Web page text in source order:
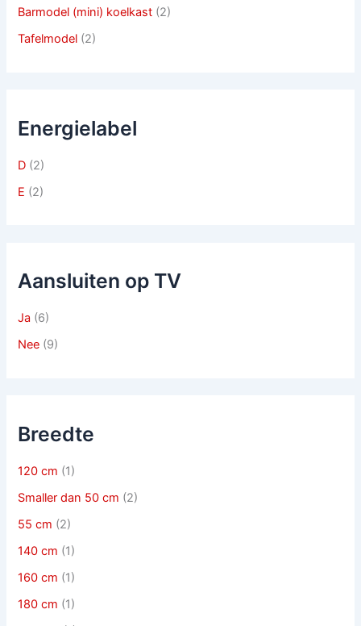
Barmodel (mini) koelkast (2)
Tafelmodel (2)
Energielabel
D (2)
E (2)
Aansluiten op TV
Ja (6)
Nee (9)
Breedte
120 cm (1)
Smaller dan 50 cm (2)
55 cm (2)
140 cm (1)
160 cm (1)
180 cm (1)